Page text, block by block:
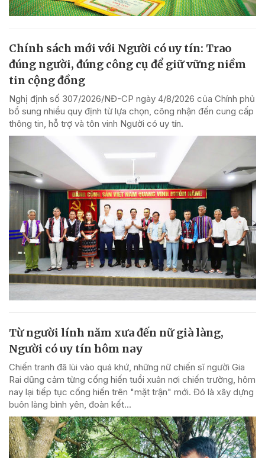
Chính sách mới với Người có uy tín: Trao
đúng người, đúng công cụ để giữ vững niềm
tin cộng đồng
Nghị định số 307/2026/NĐ-CP ngày 4/8/2026 của Chính phủ
bổ sung nhiều quy định từ lựa chọn, công nhận đến cung cấp
thông tin, hỗ trợ và tôn vinh Người có uy tín.
Từ người lính năm xưa đến nữ già làng,
Người có uy tín hôm nay
Chiến tranh đã lùi vào quá khứ, những nữ chiến sĩ người Gia
Rai dũng cảm từng cống hiến tuổi xuân nơi chiến trường, hôm
nay lại tiếp tục cống hiến trên "mặt trận" mới. Đó là xây dựng
buôn làng bình yên, đoàn kết...